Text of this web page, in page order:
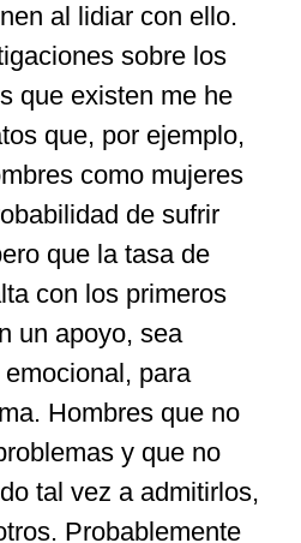
al lidiar con ello.
sobre los
que existen me he
que, por ejemplo,
como mujeres
de sufrir
que la tasa de
con los primeros
un apoyo, sea
para
Hombres que no
y que no
tal vez a admitirlos,
Probablemente